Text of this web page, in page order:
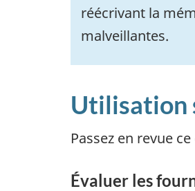
réécrivant la
malveillantes.
Utilisation
Passez en revue
Évaluer les